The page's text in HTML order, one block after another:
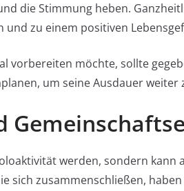
die Stimmung heben.
und zu einem positiven
vorbereiten möchte, sollte
um seine Ausdauer weiter
werden, sondern kann
sich zusammenschließen,